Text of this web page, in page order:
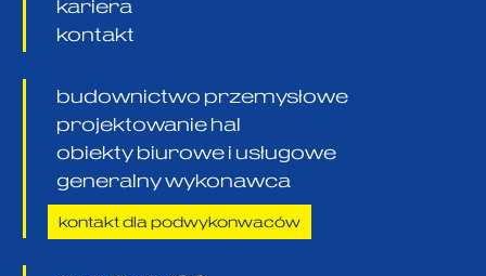
kariera
kontakt
budownictwo przemysłowe
projektowanie hal
obiekty biurowe i usługowe
generalny wykonawca
kontakt dla podwykonwaców